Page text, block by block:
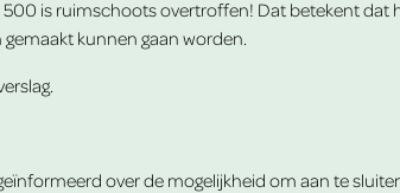
is ruimschoots overtroffen! Dat betekent dat
kunnen gaan worden.
over de mogelijkheid om aan te